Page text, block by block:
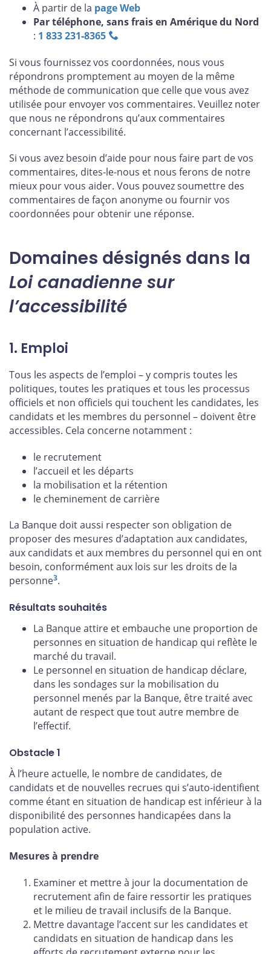
À partir de la page Web
Par téléphone, sans frais en Amérique du Nord
: 1 833 231‑8365
Si vous fournissez vos coordonnées, nous vous
répondrons promptement au moyen de la même
méthode de communication que celle que vous avez
utilisée pour envoyer vos commentaires. Veuillez noter
que nous ne répondrons qu’aux commentaires
concernant l’accessibilité.
Si vous avez besoin d’aide pour nous faire part de vos
commentaires, dites-le-nous et nous ferons de notre
mieux pour vous aider. Vous pouvez soumettre des
commentaires de façon anonyme ou fournir vos
coordonnées pour obtenir une réponse.
Domaines désignés dans la
Loi canadienne sur
l’accessibilité
1. Emploi
Tous les aspects de l’emploi – y compris toutes les
politiques, toutes les pratiques et tous les processus
officiels et non officiels qui touchent les candidates, les
candidats et les membres du personnel – doivent être
accessibles. Cela concerne notamment :
le recrutement
l’accueil et les départs
la mobilisation et la rétention
le cheminement de carrière
La Banque doit aussi respecter son obligation de
proposer des mesures d’adaptation aux candidates,
aux candidats et aux membres du personnel qui en ont
besoin, conformément aux lois sur les droits de la
personne3.
Résultats souhaités
La Banque attire et embauche une proportion de
personnes en situation de handicap qui reflète le
marché du travail.
Le personnel en situation de handicap déclare,
dans les sondages sur la mobilisation du
personnel menés par la Banque, être traité avec
autant de respect que tout autre membre de
l’effectif.
Obstacle 1
À l’heure actuelle, le nombre de candidates, de
candidats et de nouvelles recrues qui s’auto-identifient
comme étant en situation de handicap est inférieur à la
disponibilité des personnes handicapées dans la
population active.
Mesures à prendre
Examiner et mettre à jour la documentation de
recrutement afin de faire ressortir les pratiques
et le milieu de travail inclusifs de la Banque.
Mettre davantage l’accent sur les candidates et
candidats en situation de handicap dans les